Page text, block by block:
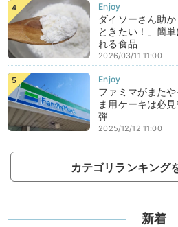
ダイソーさん助
ときたい！」簡
れる食品
2026/03/11 11:00
ファミマがまた
ま用ケーキは必
弾
2025/12/12 11:00
カテゴリランキング
新着